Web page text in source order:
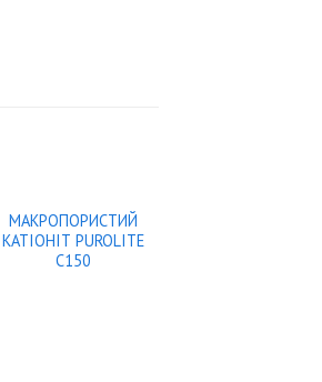
МАКРОПОРИСТИЙ
КАТІОНІТ PUROLITE
C150